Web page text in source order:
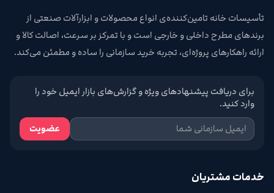
تأسیسات خانه تامین‌کننده‌ی انواع محصولات و ابزارآلات صنعتی از
برندهای مطرح داخلی و خارجی است و با تمرکز بر سرعت، اصالت کالا و
ارائه راهکارهای پروژه‌ای، تجربه خرید سازمانی را ساده و مطمئن می‌کند.
برای دریافت پیشنهادهای ویژه و گزارش‌های بازار ایمیل خود را
وارد کنید.
عضویت
خدمات مشتریان